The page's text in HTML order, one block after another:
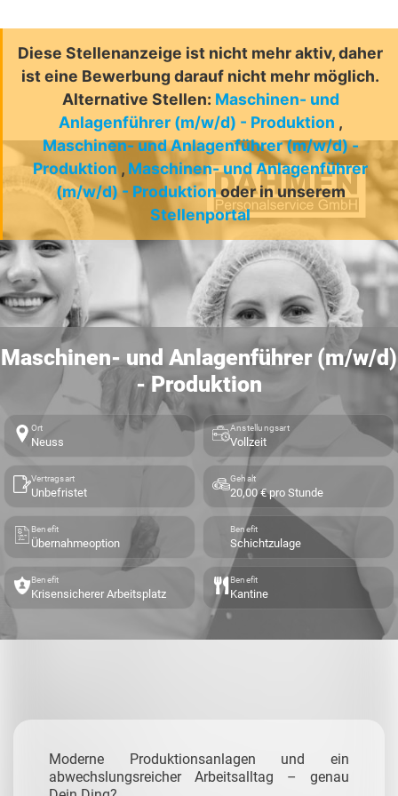
Diese Stellenanzeige ist nicht mehr aktiv, daher
ist eine Bewerbung darauf nicht mehr möglich.
Alternative Stellen: Maschinen- und
Anlagenführer (m/w/d) - Produktion ,
Maschinen- und Anlagenführer (m/w/d) -
Produktion , Maschinen- und Anlagenführer
(m/w/d) - Produktionoder in unserem
Stellenportal
Maschinen- und Anlagenführer (m/w/d)
- Produktion
Ort
Neuss
Anstellungsart
Vollzeit
Vertragsart
Unbefristet
Gehalt
20,00 € pro Stunde
Benefit
Übernahmeoption
Benefit
Schichtzulage
Benefit
Krisensicherer Arbeitsplatz
Benefit
Kantine
Moderne Produktionsanlagen und ein
abwechslungsreicher Arbeitsalltag – genau